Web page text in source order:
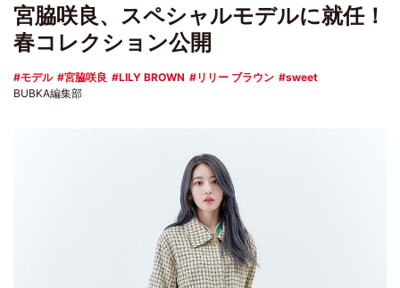
宮脇咲良、スペシャルモデルに就任！
春コレクション公開
モデル 宮脇咲良 LILY BROWN リリー ブラウン
sweet
BUBKA編集部